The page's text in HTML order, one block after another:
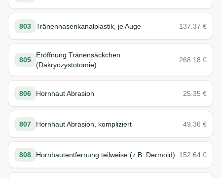
803 Tränennasenkanalplastik, je Auge 137.37 €
805
Eröffnung Tränensäckchen
(Dakryozystotomie)
268.18 €
806 Hornhaut Abrasion 25.35 €
807 Hornhaut Abrasion, kompliziert 49.36 €
808 Hornhautentfernung teilweise (z.B. Dermoid) 152.64 €